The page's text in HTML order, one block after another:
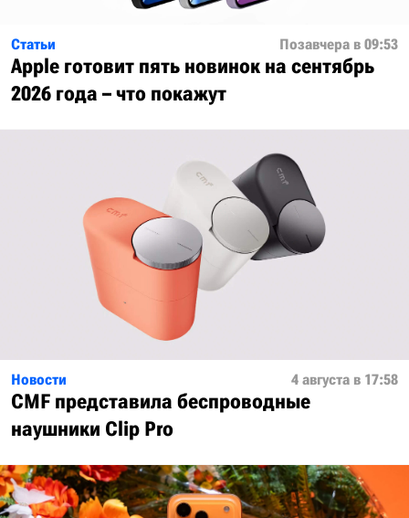
Статьи Позавчера в 09:53
Apple готовит пять новинок на сентябрь
2026 года – что покажут
Новости 4 августа в 17:58
CMF представила беспроводные
наушники Clip Pro